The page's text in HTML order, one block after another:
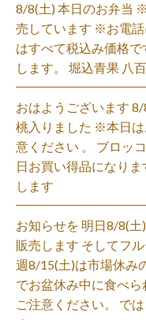
8/8(土) 本日のお弁当
売しています ※お電
はすべて税込み価格
します。 堀込青果 八
おはようございます
桃入りました ※本日
意ください 。 ブロッ
日お買い得品になり
します
お知らせを 明日8/8(
販売します そしてフ
週8/15(土)は市場休み
でお盆休み中に食べ
ご注意ください。 で